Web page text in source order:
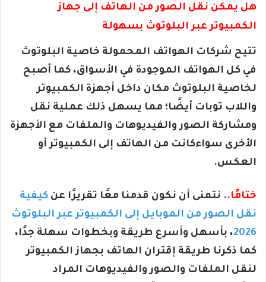
هل يمكن نقل الصور من الهاتف إلى جهاز
الكمبيوتر عبر البلوتوث بسهولة
تتيح شركات الهواتف المحمولة خاصية البلوتوث
في كل الهواتف الموجودة في الأسواق، كما أصبح
لخاصية البلوتوث مكان داخل أجهزة الكمبيوتر
واللاب توبات أيضًا؛ مما يسهل ذلك عملية نقل
ومشاركة الصور والفيديوهات والملفات مع الأجهزة
الأخرى سواءكانت من الهاتف إلى الكمبيوتر أو
العكس.
ختامًا.. نتمنى أن نكون قدمنا معًا تقريرًا عن كيفية
نقل الصور من الموبايل إلى الكمبيوتر عبر البلوتوث
2026، بأسهل وأسرع طريقة وبخطوات سهلة جدًا،
كما ذكرنا طريقة إقتران الهاتف بجهاز الكمبيوتر
لنقل الملفات والصور والفيديوهات المراد